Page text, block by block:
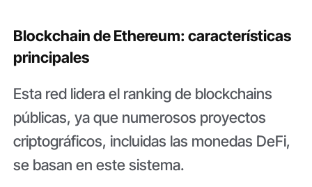
Blockchain de Ethereum: características
principales
Esta red lidera el ranking de blockchains
públicas, ya que numerosos proyectos
criptográficos, incluidas las monedas DeFi,
se basan en este sistema.